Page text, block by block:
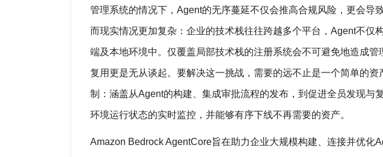
管理系统的情况下，Agent的无序蔓延不仅会推高合规风险，更会导
而现实情况更加复杂：企业的技术栈往往跨越多个平台，Agent不仅
端及本地环境中。仅覆盖局部技术栈的注册系统会不可避免地造成
复用更是无从谈起。要解决这一挑战，需要的远不止是一个简单的
制：涵盖从Agent的构建、集成审批流程的发布，到促进全员发现与
环境运行状态的实时监控，并能够有序下线不再需要的资产。
Amazon Bedrock AgentCore旨在助力企业大规模构建、连接并优化